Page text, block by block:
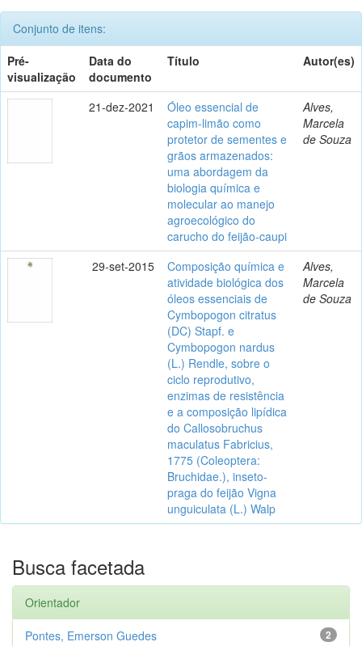
Conjunto de itens:
Pré-
visualização
Data do
documento
Título Autor(es)
21-dez-2021
Óleo essencial de
capim-limão como
protetor de sementes e
grãos armazenados:
uma abordagem da
biologia química e
molecular ao manejo
agroecológico do
carucho do feijão-caupi
Alves,
Marcela
de Souza
29-set-2015
Composição química e
atividade biológica dos
óleos essenciais de
Cymbopogon citratus
(DC) Stapf. e
Cymbopogon nardus
(L.) Rendle, sobre o
ciclo reprodutivo,
enzimas de resistência
e a composição lipídica
do Callosobruchus
maculatus Fabricius,
1775 (Coleoptera:
Bruchidae.), inseto-
praga do feijão Vigna
unguiculata (L.) Walp
Alves,
Marcela
de Souza
Busca facetada
Orientador
2
Pontes, Emerson Guedes